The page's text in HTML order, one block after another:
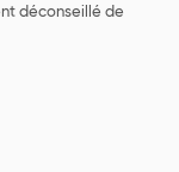
déconseillé de